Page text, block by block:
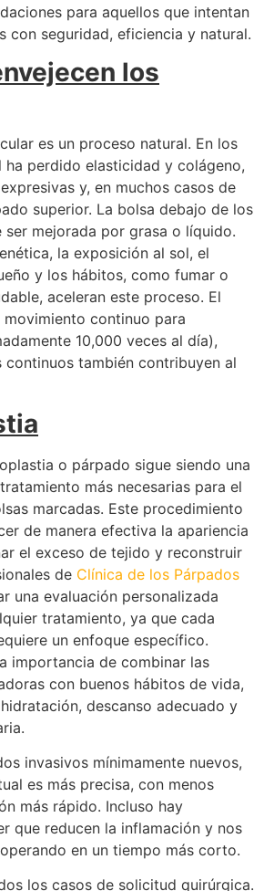
para aquellos que intentan
con seguridad, eficiencia y natural.
los
es un proceso natural. En los
ha perdido elasticidad y colágeno,
y, en muchos casos de
superior. La bolsa debajo de los
mejorada por grasa o líquido.
la exposición al sol, el
y los hábitos, como fumar o
aceleran este proceso. El
continuo para
10,000 veces al día),
continuos también contribuyen al
o párpado sigue siendo una
más necesarias para el
marcadas. Este procedimiento
de manera efectiva la apariencia
el exceso de tejido y reconstruir
de Clínica de los Párpados
una evaluación personalizada
tratamiento, ya que cada
un enfoque específico.
importancia de combinar las
con buenos hábitos de vida,
descanso adecuado y
invasivos mínimamente nuevos,
es más precisa, con menos
más rápido. Incluso hay
que reducen la inflamación y nos
en un tiempo más corto.
los casos de solicitud quirúrgica.